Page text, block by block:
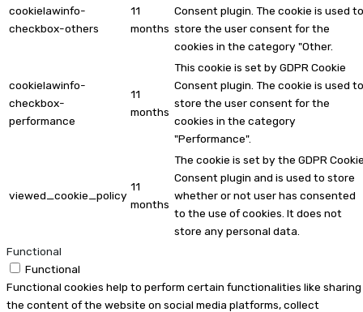
cookielawinfo-
checkbox-others
11
months
Consent plugin. The cookie is used to
store the user consent for the
cookies in the category "Other.
cookielawinfo-
checkbox-
performance
11
months
This cookie is set by GDPR Cookie
Consent plugin. The cookie is used to
store the user consent for the
cookies in the category
"Performance".
viewed_cookie_policy
11
months
The cookie is set by the GDPR
Consent plugin and is used to store
whether or not user has consented
to the use of cookies. It does not
store any personal data.
Functional
Functional
Functional cookies help to perform certain functionalities like sharing
the content of the website on social media platforms, collect